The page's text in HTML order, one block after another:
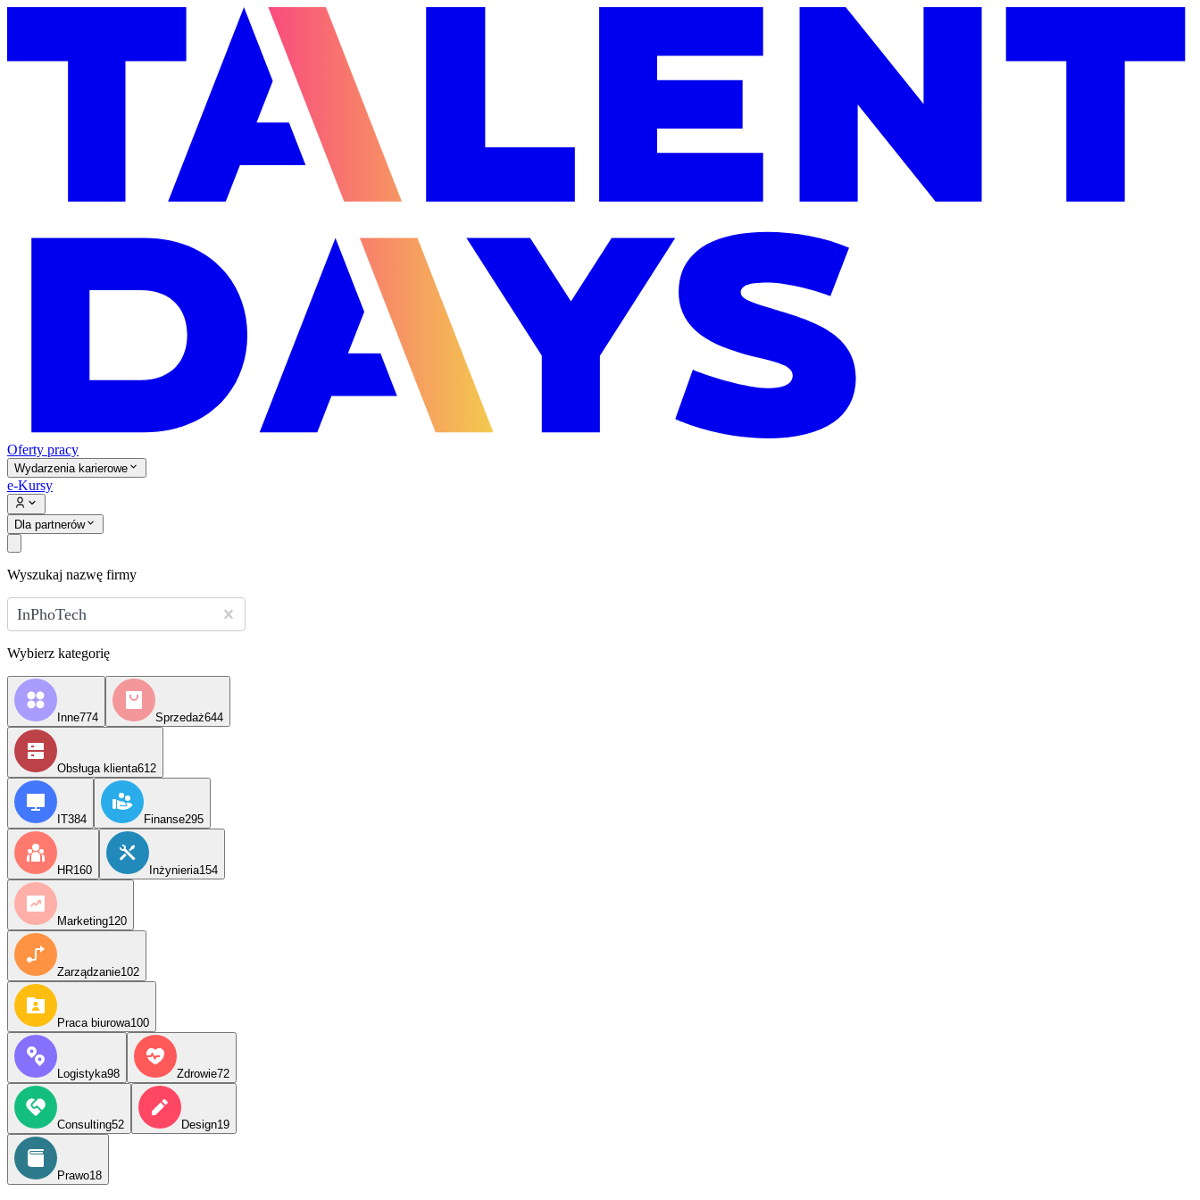
Oferty pracy
Wydarzenia karierowe
e-Kursy
Dla partnerów
Wyszukaj nazwę firmy
InPhoTech
Wybierz kategorię
Inne774 Sprzedaż644
Obsługa klienta612
IT384 Finanse295
HR160 Inżynieria154
Marketing120
Zarządzanie102
Praca biurowa100
Logistyka98 Zdrowie72
Consulting52 Design19
Prawo18